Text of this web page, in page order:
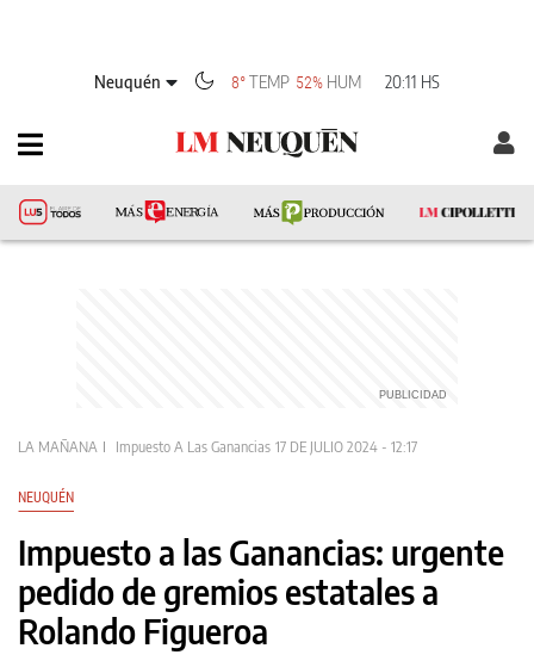
Neuquén 8°TEMP 52% HUM 20:11 HS
LA MAÑANA Impuesto A Las Ganancias 17 DE JULIO 2024 - 12:17
NEUQUÉN
Impuesto a las Ganancias: urgente
pedido de gremios estatales a
Rolando Figueroa